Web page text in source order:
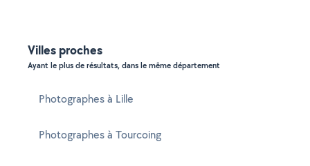
Villes proches
Ayant le plus de résultats, dans le même département
Photographes à Lille
Photographes à Tourcoing